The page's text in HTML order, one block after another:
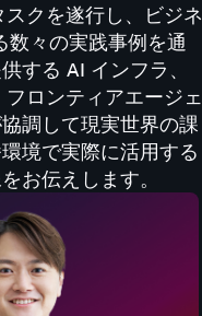
クを遂行し、ビジネ
数々の実践事例を通
する AI インフラ、
ロンティアエージェ
調して現実世界の課
境で実際に活用する
お伝えします。​